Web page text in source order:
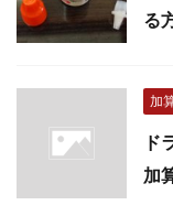
る
加
ド
加